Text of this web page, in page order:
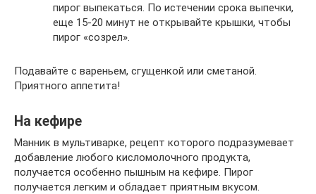
пирог выпекаться. По истечении срока выпечки,
еще 15-20 минут не открывайте крышки, чтобы
пирог «созрел».
Подавайте с вареньем, сгущенкой или сметаной.
Приятного аппетита!
На кефире
Манник в мультиварке, рецепт которого подразумевает
добавление любого кисломолочного продукта,
получается особенно пышным на кефире. Пирог
получается легким и обладает приятным вкусом.